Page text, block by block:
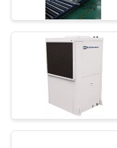
КАЧЕСТВА
СВЯЖИТЕСЬ
СПРОСИТЕ
ЦИТАТУ